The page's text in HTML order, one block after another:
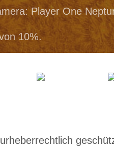
Player One
10%.